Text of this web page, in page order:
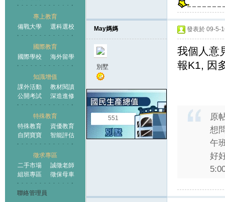
專上教育
備戰大學
選科選校
國際教育
國際學校
海外留學
知識增值
課外活動
教材閱讀
公開考試
深造進修
特殊教育
特殊教育
資優教育
自閉寶寶
智能評估
徵求專區
二手市場
誠徵老師
組班專區
徵保母車
聯絡管理員
May媽媽
別墅
551
發表於 09-5-
我個人意
報K1, 因
原
想
午
好